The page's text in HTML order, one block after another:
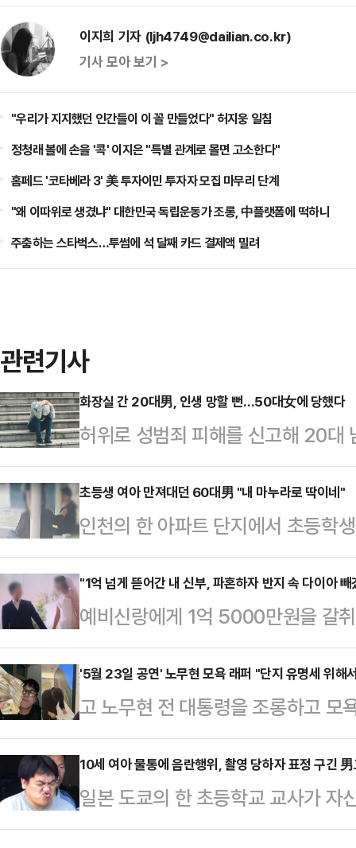
이지희 기자 (ljh4749@dailian.co.kr)
기사 모아 보기 >
"우리가 지지했던 인간들이 이 꼴 만들었다" 허지웅 일침
정청래 볼에 손을 '콕' 이지은 "특별 관계로 몰면 고소한다"
홈페드 '코타베라 3' 美 투자이민 투자자 모집 마무리 단계
"왜 이따위로 생겼냐" 대한민국 독립운동가 조롱, 中플랫폼에 떡하니
주춤하는 스타벅스…투썸에 석 달째 카드 결제액 밀려
관련기사
화장실 간 20대男, 인생 망할 뻔…50대女에 당했다
허위로 성범죄 피해를 신고해 20
형의 집행유예를 선고받았다.12일
현권 판사는 무고 혐의로 기소된
1년을 선고했다.A씨는 고의가 없었
나 재판부는 이를 받아들이지 않았
른 남성의 행동이 거짓일 수 있다는
보여 무고의 고의가 인정된다"고
칫 피무고자가 중대한 처…
초등생 여아 만져대던 60대男 "내 마누라로 딱이네"
인천의 한 아파트 단지에서 초등학
60대 남성이 경찰에 붙잡혀 조사를
찰청 여성청소년범죄수사대는 성
미만 강제추행 혐의로 A씨를 불구
오후 3시께 인천 남동구의 한 아파
의 어깨와 손목 등 신체를 여러 차
은 아동의 가족 신고로 출동한 경
의 범행 사…
"1억 넘게 뜯어간 내 신부, 파혼하자 반지 속 다이아
예비신랑에게 1억 5000만원을 갈
까지 돈을 주고 섭외했다는 충격적
장'에 따르면 제보자 A(37)씨는 결
게됐다.A씨는 지난해 초 채팅앱을
A씨보다 2살 연상이며 대구의 한
수학 학원 원장이라고 자신을 소개
장하고 있었고 수강생 수십 명이
만원이라고 주…
'5월 23일 공연' 노무현 모욕 래퍼 "단지 유명세 위해
고 노무현 전 대통령을 조롱하고
Iggy·이민서)가 노무현 재단을 찾
리치 이기는 19일 자신의 인스타그
전달드렸다"며 자필 사과문을 게재
악과 가사를 통해 고인을 조롱하고
10세 여아 물통에 음란행위, 촬영 당하자 표정 구긴
일본 도쿄의 한 초등학교 교사가
물통에 음란행위를 한 사건이 재조